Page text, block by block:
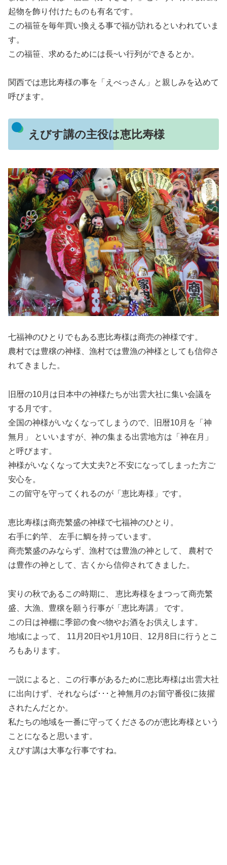
起物を飾り付けたものも有名です。
この福笹を毎年買い換える事で福が訪れるといわれていま
す。
この福笹、求めるためには長~い行列ができるとか。
関西では恵比寿様の事を「えべっさん」と親しみを込めて
呼びます。
えびす講の主役は恵比寿様
七福神のひとりでもある恵比寿様は商売の神様です。
農村では豊穣の神様、漁村では豊漁の神様としても信仰さ
れてきました。
旧暦の10月は日本中の神様たちが出雲大社に集い会議を
する月です。
全国の神様がいなくなってしまうので、旧暦10月を「神
無月」 といいますが、神の集まる出雲地方は「神在月」
と呼びます。
神様がいなくなって大丈夫?と不安になってしまった方ご
安心を。
この留守を守ってくれるのが「恵比寿様」です。
恵比寿様は商売繁盛の神様で七福神のひとり。
右手に釣竿、 左手に鯛を持っています。
商売繁盛のみならず、漁村では豊漁の神として、 農村で
は豊作の神として、古くから信仰されてきました。
実りの秋であるこの時期に、 恵比寿様をまつって商売繁
盛、大漁、豊穣を願う行事が「恵比寿講」 です。
この日は神棚に季節の食べ物やお酒をお供えします。
地域によって、 11月20日や1月10日、12月8日に行うとこ
ろもあります。
一説によると、この行事があるために恵比寿様は出雲大社
に出向けず、それならば･･･と神無月のお留守番役に抜擢
されたんだとか。
私たちの地域を一番に守ってくださるのが恵比寿様という
ことになると思います。
えびす講は大事な行事ですね。